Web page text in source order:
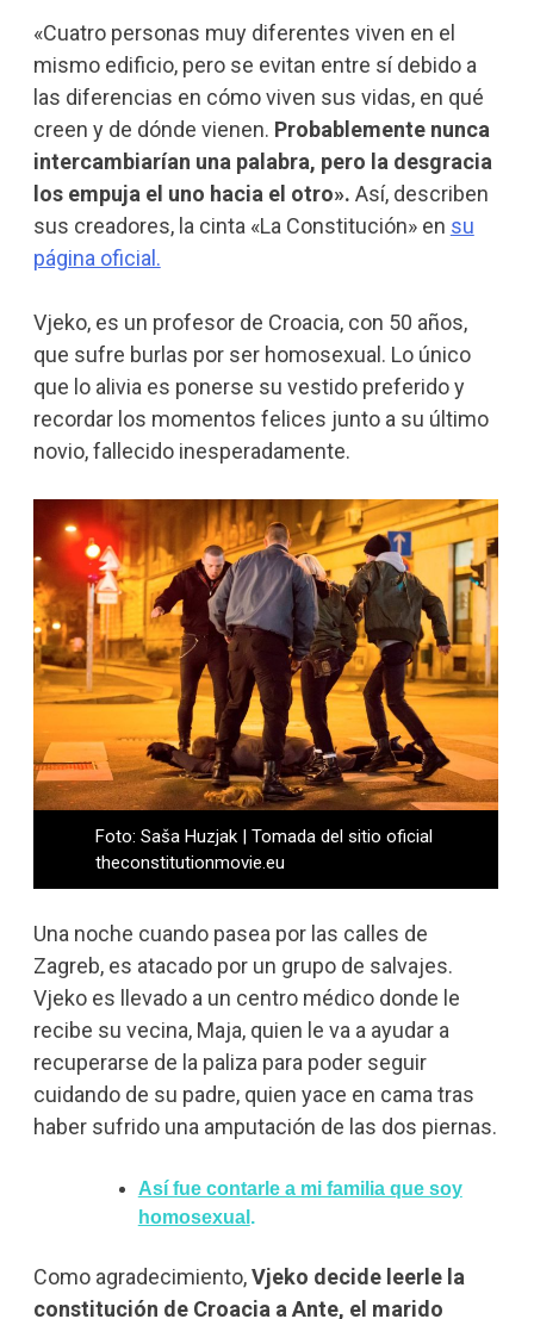
«Cuatro personas muy diferentes viven en el
mismo edificio, pero se evitan entre sí debido a
las diferencias en cómo viven sus vidas, en qué
creen y de dónde vienen. Probablemente nunca
intercambiarían una palabra, pero la desgracia
los empuja el uno hacia el otro». Así, describen
sus creadores, la cinta «La Constitución» en su
página oficial.
Vjeko, es un profesor de Croacia, con 50 años,
que sufre burlas por ser homosexual. Lo único
que lo alivia es ponerse su vestido preferido y
recordar los momentos felices junto a su último
novio, fallecido inesperadamente.
Foto: Saša Huzjak | Tomada del sitio oficial
theconstitutionmovie.eu
Una noche cuando pasea por las calles de
Zagreb, es atacado por un grupo de salvajes.
Vjeko es llevado a un centro médico donde le
recibe su vecina, Maja, quien le va a ayudar a
recuperarse de la paliza para poder seguir
cuidando de su padre, quien yace en cama tras
haber sufrido una amputación de las dos piernas.
Así fue contarle a mi familia que soy
homosexual .
Como agradecimiento,Vjeko decide leerle la
constitución de Croacia a Ante, el marido